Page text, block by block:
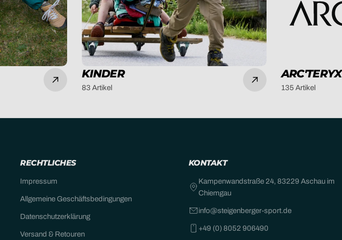
KINDER
83 Artikel
ARC'TERYX
135 Artikel
RECHTLICHES
Impressum
Allgemeine Geschäftsbedingungen
Datenschutzerklärung
Versand & Retouren
KONTAKT
Kampenwandstraße 24, 83229 Aschau im
Chiemgau
info@steigenberger-sport.de
+49 (0) 8052 906490